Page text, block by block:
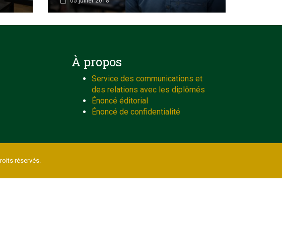
À propos
Service des communications et
des relations avec les diplômés
Énoncé éditorial
Énoncé de confidentialité
réservés.